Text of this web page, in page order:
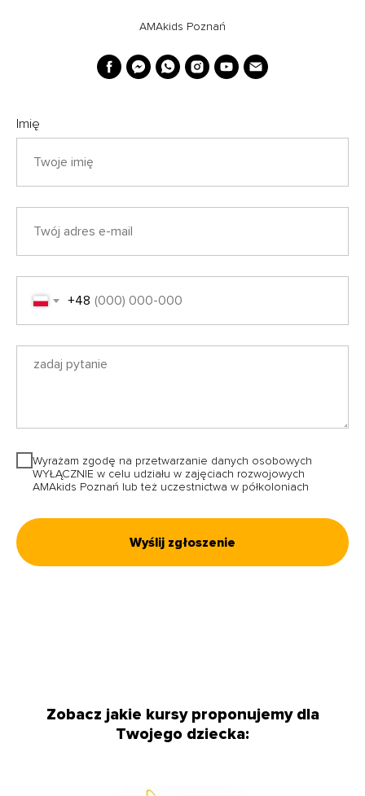
AMAkids Poznań
Imię
+48
Wyrażam zgodę na przetwarzanie danych osobowych
WYŁĄCZNIE w celu udziału w zajęciach rozwojowych
AMAkids Poznań lub też uczestnictwa w półkoloniach
Wyślij zgłoszenie
Zobacz jakie kursy proponujemy dla
Twojego dziecka: